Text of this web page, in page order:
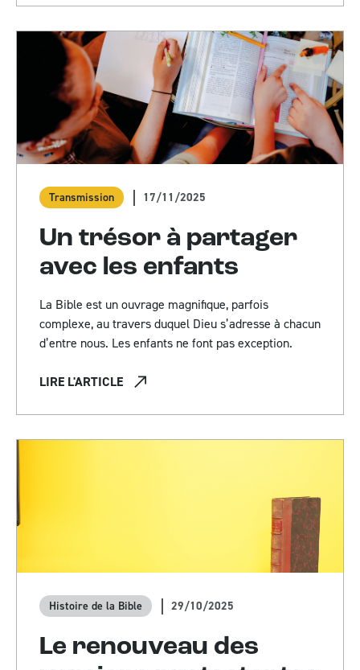
Transmission 17/11/2025
Un trésor à partager
avec les enfants
La Bible est un ouvrage magnifique, parfois
complexe, au travers duquel Dieu s’adresse à chacun
d’entre nous. Les enfants ne font pas exception.
LIRE L'ARTICLE
Histoire de la Bible 29/10/2025
Le renouveau des